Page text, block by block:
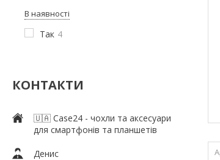
В наявності
Так 4
КОНТАКТИ
🇺🇦 Case24 - чохли та аксесуари
для смартфонів та планшетів
Денис